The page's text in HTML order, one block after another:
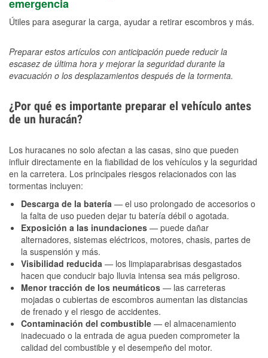
emergencia
Útiles para asegurar la carga, ayudar a retirar escombros y más.
Preparar estos artículos con anticipación puede reducir la
escasez de última hora y mejorar la seguridad durante la
evacuación o los desplazamientos después de la tormenta.
¿Por qué es importante preparar el vehículo antes
de un huracán?
Los huracanes no solo afectan a las casas, sino que pueden
influir directamente en la fiabilidad de los vehículos y la seguridad
en la carretera. Los principales riesgos relacionados con las
tormentas incluyen:
Descarga de la batería — el uso prolongado de accesorios o
la falta de uso pueden dejar tu batería débil o agotada.
Exposición a las inundaciones — puede dañar
alternadores, sistemas eléctricos, motores, chasis, partes de
la suspensión y más.
Visibilidad reducida — los limpiaparabrisas desgastados
hacen que conducir bajo lluvia intensa sea más peligroso.
Menor tracción de los neumáticos — las carreteras
mojadas o cubiertas de escombros aumentan las distancias
de frenado y el riesgo de accidentes.
Contaminación del combustible — el almacenamiento
inadecuado o la entrada de agua pueden comprometer la
calidad del combustible y el desempeño del motor.